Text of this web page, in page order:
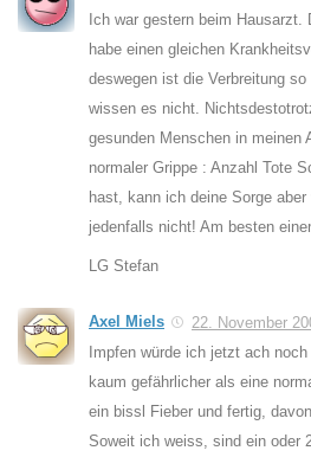
Ich war gestern beim
habe einen gleichen
deswegen ist die Verbreitung
wissen es nicht.
gesunden Menschen in meinen
normaler Grippe : Anzahl Tote
hast, kann ich deine Sorge
jedenfalls nicht! Am besten
LG Stefan
Axel Miels
22. November
Impfen würde ich jetzt ach
kaum gefährlicher als eine
ein bissl Fieber und fertig,
Soweit ich weiss, sind ein oder